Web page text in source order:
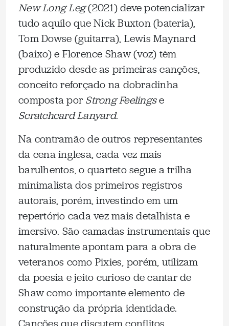
New Long Leg(2021) deve potencializar
tudo aquilo que Nick Buxton (bateria),
Tom Dowse (guitarra), Lewis Maynard
(baixo) e Florence Shaw (voz) têm
produzido desde as primeiras canções,
conceito reforçado na dobradinha
composta por Strong Feelingse
Scratchcard Lanyard.
Na contramão de outros representantes
da cena inglesa, cada vez mais
barulhentos, o quarteto segue a trilha
minimalista dos primeiros registros
autorais, porém, investindo em um
repertório cada vez mais detalhista e
imersivo. São camadas instrumentais que
naturalmente apontam para a obra de
veteranos como Pixies, porém, utilizam
da poesia e jeito curioso de cantar de
Shaw como importante elemento de
construção da própria identidade.